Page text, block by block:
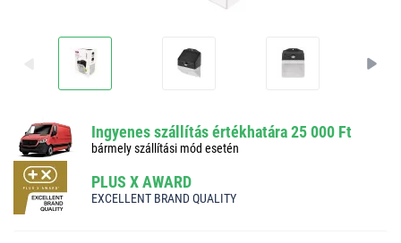
Ingyenes szállítás értékhatára 25 000 Ft
bármely szállítási mód esetén
PLUS X AWARD
EXCELLENT BRAND QUALITY